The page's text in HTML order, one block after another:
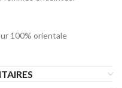
100% orientale